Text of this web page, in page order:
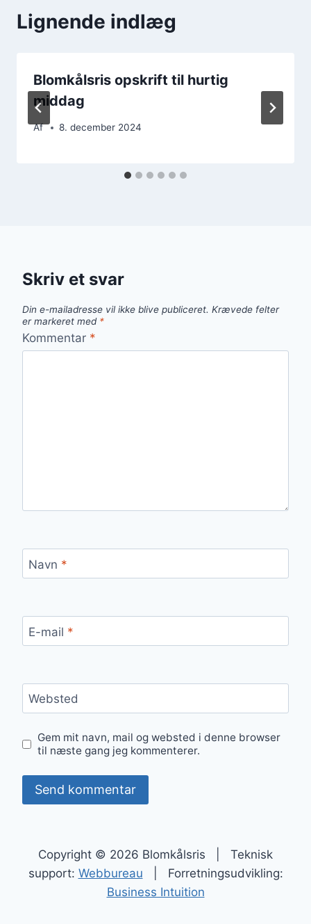
Lignende indlæg
Blomkålsris opskrift til hurtig
middag
Af 8. december 2024
Skriv et svar
Din e-mailadresse vil ikke blive publiceret. Krævede felter
er markeret med *
Kommentar *
Navn *
E-mail *
Websted
Gem mit navn, mail og websted i denne browser
til næste gang jeg kommenterer.
Copyright © 2026 Blomkålsris | Teknisk
support: Webbureau | Forretningsudvikling:
Business Intuition